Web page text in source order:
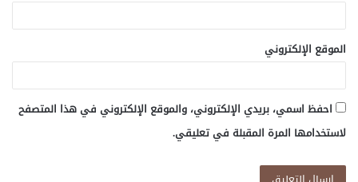
الموقع الإلكتروني
احفظ اسمي، بريدي الإلكتروني، والموقع الإلكتروني في هذا المتصفح
لاستخدامها المرة المقبلة في تعليقي.